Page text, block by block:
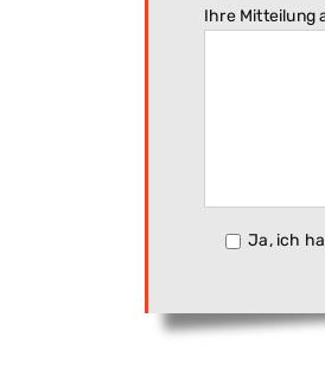
Ihre Mitteilung
Ja, ich